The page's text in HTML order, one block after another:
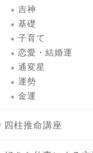
吉神
基礎
子育て
恋愛・結婚運
通変星
運勢
金運
四柱推命講座